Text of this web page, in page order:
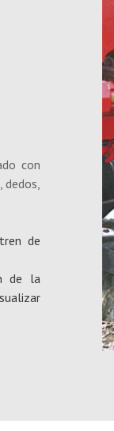
con
de
de la